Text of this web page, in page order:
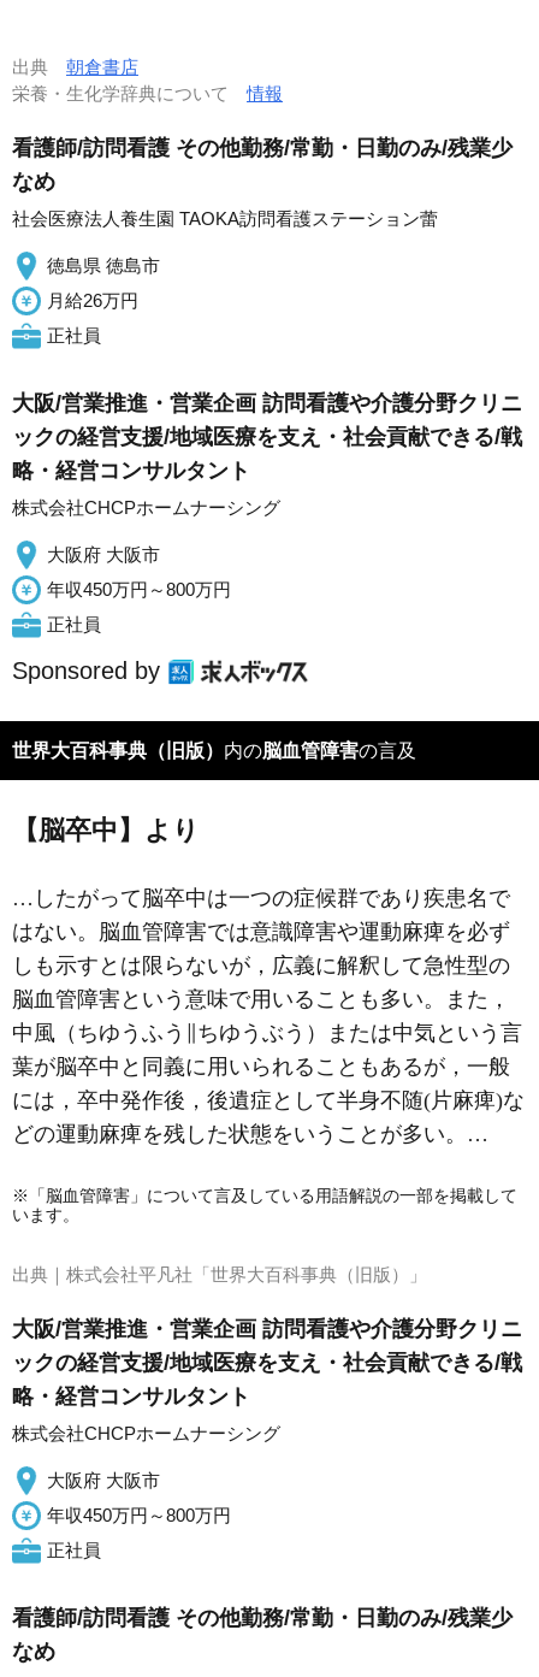
出典 朝倉書店
栄養・生化学辞典について情報
看護師/訪問看護 その他勤務/常勤・日勤のみ/残業少
なめ
社会医療法人養生園 TAOKA訪問看護ステーション蕾
徳島県 徳島市
月給26万円
正社員
大阪/営業推進・営業企画 訪問看護や介護分野クリニ
ックの経営支援/地域医療を支え・社会貢献できる/戦
略・経営コンサルタント
株式会社CHCPホームナーシング
大阪府 大阪市
年収450万円～800万円
正社員
Sponsored by
世界大百科事典（旧版） 内の脳血管障害の言及
【脳卒中】より
…したがって脳卒中は一つの症候群であり疾患名で
はない。脳血管障害では意識障害や運動麻痺を必ず
しも示すとは限らないが，広義に解釈して急性型の
脳血管障害という意味で用いることも多い。また，
中風（ちゆうふう∥ちゆうぶう）または中気という言
葉が脳卒中と同義に用いられることもあるが，一般
には，卒中発作後，後遺症として半身不随(片麻痺)な
どの運動麻痺を残した状態をいうことが多い。…
※「脳血管障害」について言及している用語解説の一部を掲載して
います。
出典｜ 株式会社平凡社「世界大百科事典（旧版）」
大阪/営業推進・営業企画 訪問看護や介護分野クリニ
ックの経営支援/地域医療を支え・社会貢献できる/戦
略・経営コンサルタント
株式会社CHCPホームナーシング
大阪府 大阪市
年収450万円～800万円
正社員
看護師/訪問看護 その他勤務/常勤・日勤のみ/残業少
なめ